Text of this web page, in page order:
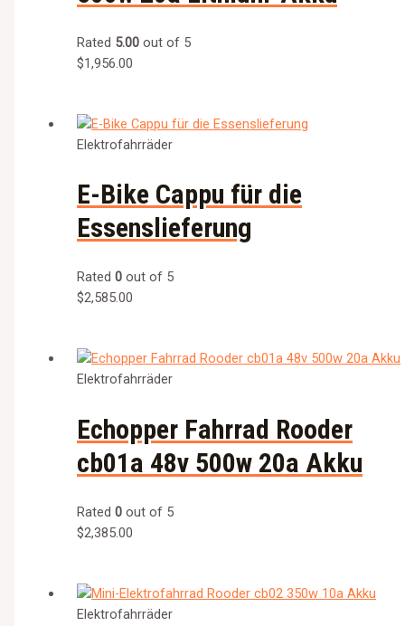
Rated 5.00 out of 5
$1,956.00
Elektrofahrräder
E-Bike Cappu für die
Essenslieferung
Rated0 out of 5
$2,585.00
Elektrofahrräder
Echopper Fahrrad Rooder
cb01a 48v 500w 20a Akku
Rated0 out of 5
$2,385.00
Elektrofahrräder